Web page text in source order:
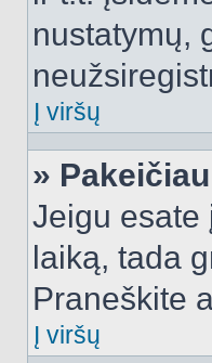
nustatymų,
Į viršų
»
Jeigu esate
laiką, tada
Praneškite
Į viršų